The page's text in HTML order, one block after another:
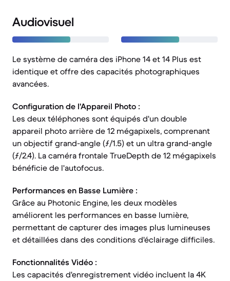
Audiovisuel
Le système de caméra des iPhone 14 et 14 Plus est
identique et offre des capacités photographiques
avancées.
Configuration de l'Appareil Photo :
Les deux téléphones sont équipés d'un double
appareil photo arrière de 12 mégapixels, comprenant
un objectif grand-angle (ƒ/1.5) et un ultra grand-angle
(ƒ/2.4). La caméra frontale TrueDepth de 12 mégapixels
bénéficie de l'autofocus.
Performances en Basse Lumière :
Grâce au Photonic Engine, les deux modèles
améliorent les performances en basse lumière,
permettant de capturer des images plus lumineuses
et détaillées dans des conditions d'éclairage difficiles.
Fonctionnalités Vidéo :
Les capacités d'enregistrement vidéo incluent la 4K